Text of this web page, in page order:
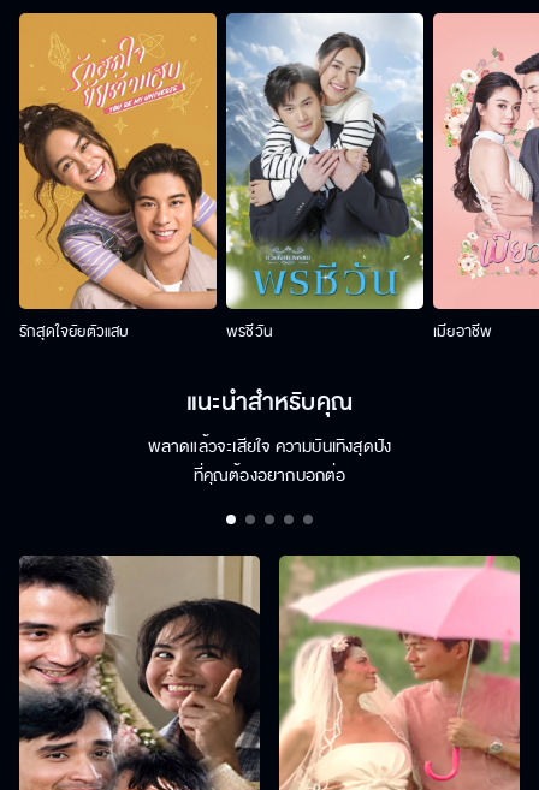
รักสุดใจยัยตัวแสบ พรชีวัน เมียอาชีพ
แนะนำสำหรับคุณ
พลาดแล้วจะเสียใจ ความบันเทิงสุดปัง
ที่คุณต้องอยากบอกต่อ